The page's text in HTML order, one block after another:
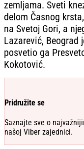
zemljama. Sveti
delom Časnog
na Svetoj Gori, a
Lazarević, Beograd
posvetio ga
Kokotović.
Pridružite se
Saznajte sve o
našoj Viber zajednici.